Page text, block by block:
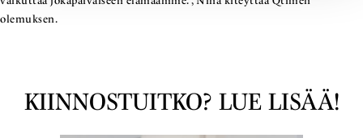
olemuksen.
KIINNOSTUITKO? LUE LISÄÄ!